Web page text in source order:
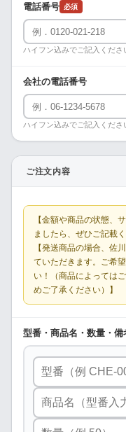
電話番号 必須
ハイフン込みでご記入くださ
会社の電話番号
ハイフン込みでご記入くださ
ご注文内容
【金額や商品の状態、
ましたら、ぜひご記載く
【発送商品の場合、佐
ていただきます。ご希
い！（商品によっては
めご了承ください）】
型番・商品名・数量・備